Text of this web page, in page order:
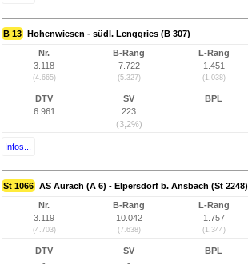
B 13 Hohenwiesen - südl. Lenggries (B 307)
Nr.
3.118
(4.665)
B-Rang
7.722
(5.327)
L-Rang
1.451
(1.038)
DTV
6.961
SV
223
(3,2%)
BPL
Infos...
St 1066 AS Aurach (A 6) - Elpersdorf b. Ansbach (St 2248)
Nr.
3.119
(4.703)
B-Rang
10.042
(7.638)
L-Rang
1.757
(1.344)
DTV
-
SV
-
BPL